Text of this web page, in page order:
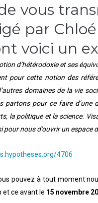
vous
par
voici un
d’hétérodoxie et ses
pour cette notion des
domaines de la vie
partons pour ce faire
la politique et la science.
nous d’ouvrir un espace
4706
pouvez à tout moment
et ce avant le 15 novembre